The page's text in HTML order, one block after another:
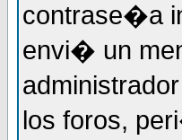
contrase�a
envi� un
los foros,